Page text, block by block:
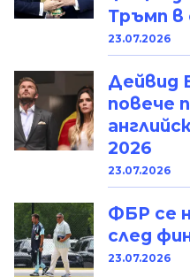
Тръмп в
23.07.2026
Дейвид
повече
2026
23.07.2026
ФБР се
след
23.07.2026